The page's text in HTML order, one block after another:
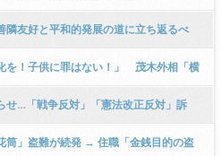
隣友好と平和的発展の道に立ち返るべ
を！子供に罪はない！」 茂木外相「横
せ…「戦争反対」「憲法改正反対」訴
発表）
筒」盗難が続発 → 住職「金銭目的の盗